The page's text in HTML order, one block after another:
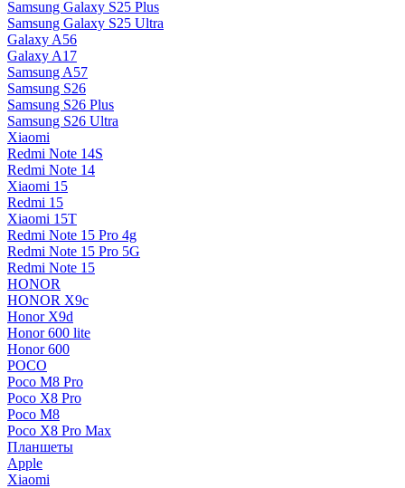
Samsung Galaxy S25 Plus
Samsung Galaxy S25 Ultra
Galaxy A56
Galaxy A17
Samsung A57
Samsung S26
Samsung S26 Plus
Samsung S26 Ultra
Xiaomi
Redmi Note 14S
Redmi Note 14
Xiaomi 15
Redmi 15
Xiaomi 15T
Redmi Note 15 Pro 4g
Redmi Note 15 Pro 5G
Redmi Note 15
HONOR
HONOR X9c
Honor X9d
Honor 600 lite
Honor 600
POCO
Poco M8 Pro
Poco X8 Pro
Poco M8
Poco X8 Pro Max
Планшеты
Apple
Xiaomi